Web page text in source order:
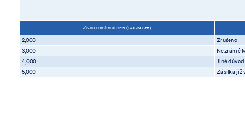
Důvod odmítnutí AER (DODMAER)
2,000 Zrušeno
3,000
Neznámé
4,000
Jiné
5,000
Zásilka již